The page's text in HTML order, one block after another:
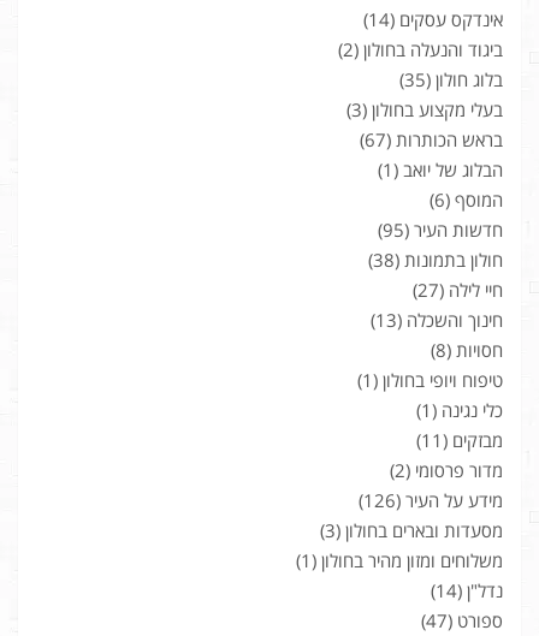
אינדקס עסקים (14)
ביגוד והנעלה בחולון (2)
בלוג חולון (35)
בעלי מקצוע בחולון (3)
בראש הכותרות (67)
הבלוג של יואב (1)
המוסף (6)
חדשות העיר (95)
חולון בתמונות (38)
חיי לילה (27)
חינוך והשכלה (13)
חסויות (8)
טיפוח ויופי בחולון (1)
כלי נגינה (1)
מבזקים (11)
מדור פרסומי (2)
מידע על העיר (126)
מסעדות ובארים בחולון (3)
משלוחים ומזון מהיר בחולון (1)
נדל"ן (14)
ספורט (47)